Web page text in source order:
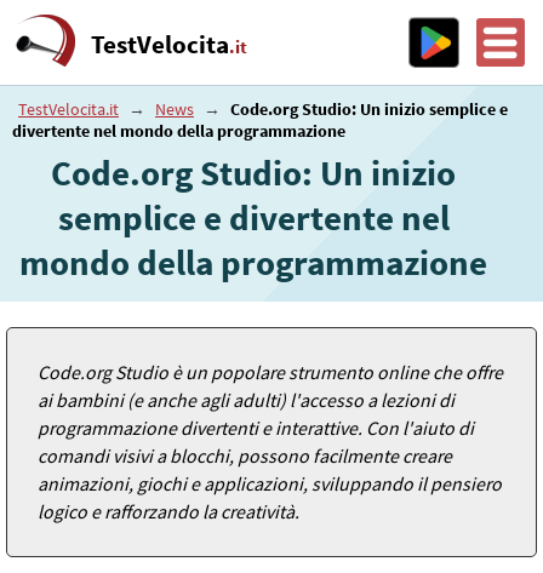
TestVelocita.it
TestVelocita.it → News →
Code.org Studio: Un inizio semplice e
divertente nel mondo della programmazione
Code.org Studio: Un inizio
semplice e divertente nel
mondo della programmazione
Code.org Studio è un popolare strumento online che offre
ai bambini (e anche agli adulti) l'accesso a lezioni di
programmazione divertenti e interattive. Con l'aiuto di
comandi visivi a blocchi, possono facilmente creare
animazioni, giochi e applicazioni, sviluppando il pensiero
logico e rafforzando la creatività.